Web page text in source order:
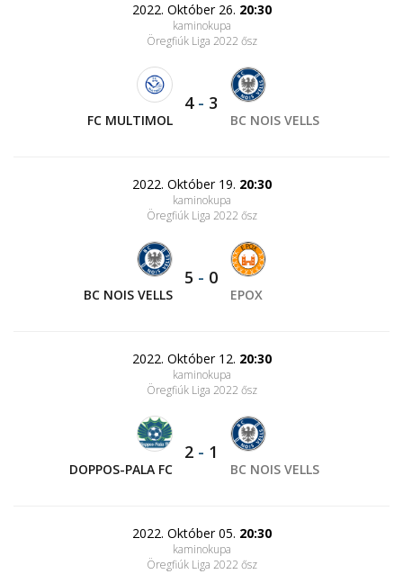
2022. Október 26. 20:30
kaminokupa
Öregfiúk Liga 2022 ősz
FC MULTIMOL
4- 3
BC NOIS VELLS
2022. Október 19. 20:30
kaminokupa
Öregfiúk Liga 2022 ősz
BC NOIS VELLS
5 - 0
EPOX
2022. Október 12. 20:30
kaminokupa
Öregfiúk Liga 2022 ősz
DOPPOS-PALA FC
2 - 1
BC NOIS VELLS
2022. Október 05. 20:30
kaminokupa
Öregfiúk Liga 2022 ősz